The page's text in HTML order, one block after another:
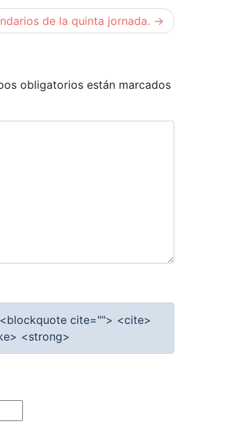
de la quinta jornada.
obligatorios están marcados
cite=""> <cite>
<strong>